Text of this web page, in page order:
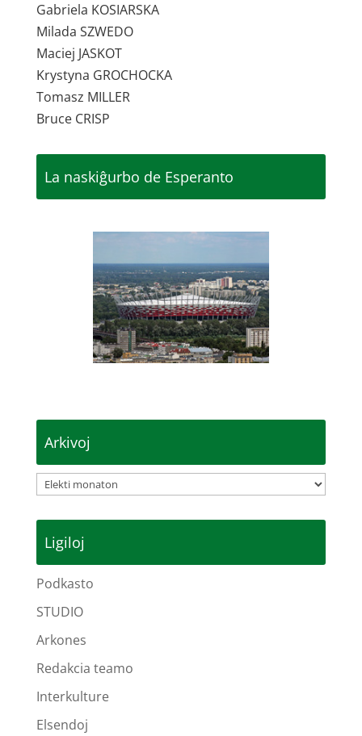
Gabriela KOSIARSKA
Milada SZWEDO
Maciej JASKOT
Krystyna GROCHOCKA
Tomasz MILLER
Bruce CRISP
La naskiĝurbo de Esperanto
Arkivoj
Arkivoj
Ligiloj
Podkasto
STUDIO
Arkones
Redakcia teamo
Interkulture
Elsendoj